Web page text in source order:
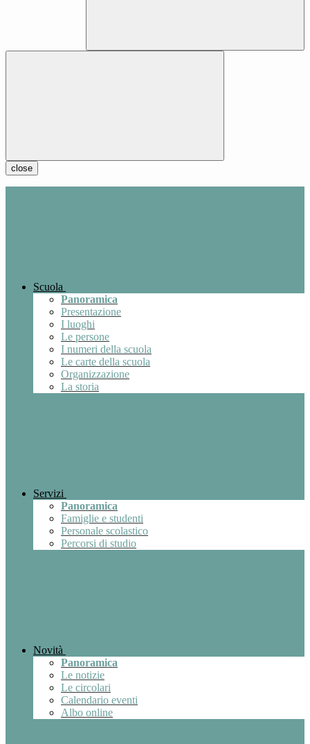
close
Scuola
Panoramica
Presentazione
I luoghi
Le persone
I numeri della scuola
Le carte della scuola
Organizzazione
La storia
Servizi
Panoramica
Famiglie e studenti
Personale scolastico
Percorsi di studio
Novità
Panoramica
Le notizie
Le circolari
Calendario eventi
Albo online